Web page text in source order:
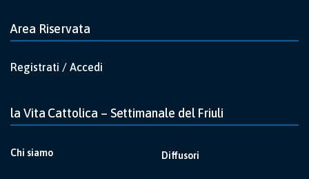
Area Riservata
Registrati / Accedi
la Vita Cattolica – Settimanale del Friuli
Chi siamo Diffusori